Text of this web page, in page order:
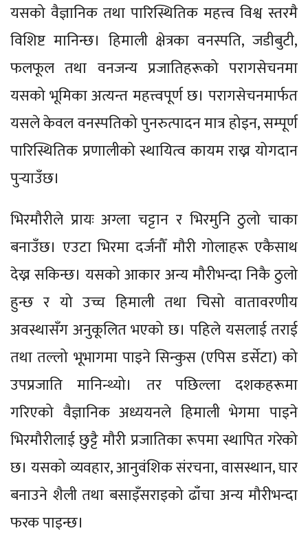
यसको वैज्ञानिक तथा पारिस्थितिक महत्त्व विश्व स्तरमै
विशिष्ट मानिन्छ। हिमाली क्षेत्रका वनस्पति, जडीबुटी,
फलफूल तथा वनजन्य प्रजातिहरूको परागसेचनमा
यसको भूमिका अत्यन्त महत्त्वपूर्ण छ। परागसेचनमार्फत
यसले केवल वनस्पतिको पुनरुत्पादन मात्र होइन, सम्पूर्ण
पारिस्थितिक प्रणालीको स्थायित्व कायम राख्न योगदान
पुर्‍याउँछ।
भिरमौरीले प्रायः अग्ला चट्टान र भिरमुनि ठुलो चाका
बनाउँछ। एउटा भिरमा दर्जनौँ मौरी गोलाहरू एकैसाथ
देख्न सकिन्छ। यसको आकार अन्य मौरीभन्दा निकै ठुलो
हुन्छ र यो उच्च हिमाली तथा चिसो वातावरणीय
अवस्थासँग अनुकूलित भएको छ। पहिले यसलाई तराई
तथा तल्लो भूभागमा पाइने सिन्कुस (एपिस डर्सेटा) को
उपप्रजाति मानिन्थ्यो। तर पछिल्ला दशकहरूमा
गरिएको वैज्ञानिक अध्ययनले हिमाली भेगमा पाइने
भिरमौरीलाई छुट्टै मौरी प्रजातिका रूपमा स्थापित गरेको
छ। यसको व्यवहार, आनुवंशिक संरचना, वासस्थान, घार
बनाउने शैली तथा बसाइँसराइको ढाँचा अन्य मौरीभन्दा
फरक पाइन्छ।